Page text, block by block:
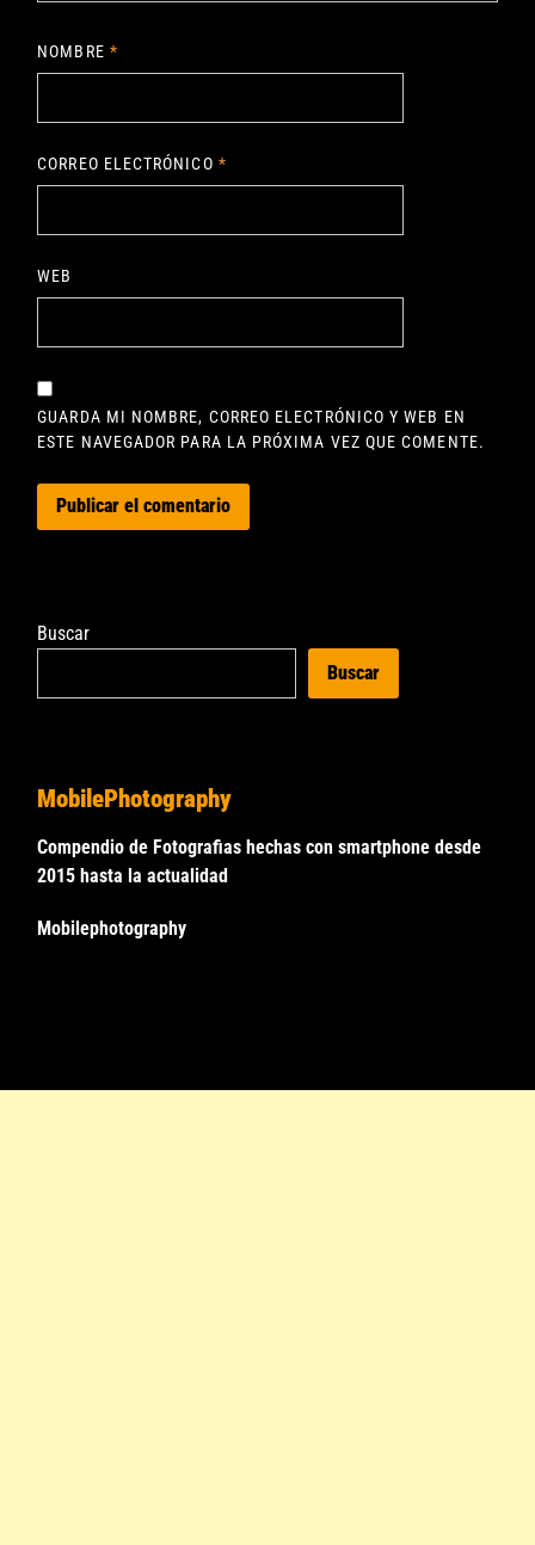
NOMBRE *
CORREO ELECTRÓNICO *
WEB
GUARDA MI NOMBRE, CORREO ELECTRÓNICO Y WEB EN
ESTE NAVEGADOR PARA LA PRÓXIMA VEZ QUE COMENTE.
Buscar
Buscar
MobilePhotography
Compendio de Fotografias hechas con smartphone desde
2015 hasta la actualidad
Mobilephotography